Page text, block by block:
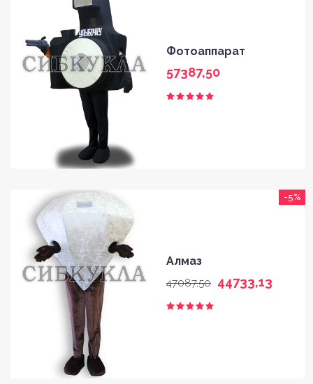
Фотоаппарат
57387,50
-5%
Алмаз
47087,50 44733,13